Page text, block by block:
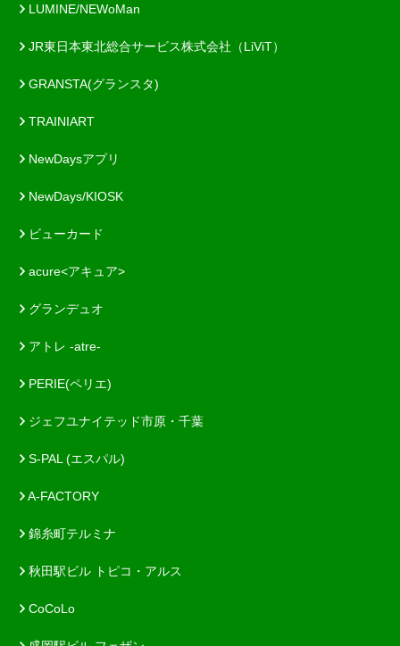
LUMINE/NEWoMan
JR東日本東北総合サービス株式会社（LiViT）
GRANSTA(グランスタ)
TRAINIART
NewDaysアプリ
NewDays/KIOSK
ビューカード
acure<アキュア>
グランデュオ
アトレ -atre-
PERIE(ペリエ)
ジェフユナイテッド市原・千葉
S-PAL (エスパル)
A-FACTORY
錦糸町テルミナ
秋田駅ビル トピコ・アルス
CoCoLo